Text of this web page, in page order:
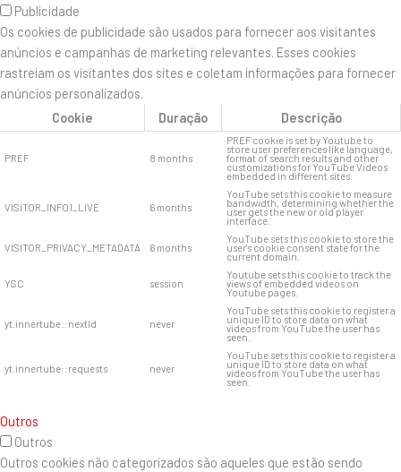
Publicidade
Os cookies de publicidade são usados ​​para fornecer aos visitantes
anúncios e campanhas de marketing relevantes. Esses cookies
rastreiam os visitantes dos sites e coletam informações para fornecer
anúncios personalizados.
Cookie
Duração Descrição
PREF 8 months
PREF cookie is set by Youtube to
store user preferences like language,
format of search results and other
customizations for YouTube Videos
embedded in different sites.
VISITOR_INFO1_LIVE 6 months
YouTube sets this cookie to measure
bandwidth, determining whether the
user gets the new or old player
interface.
VISITOR_PRIVACY_METADATA 6 months
YouTube sets this cookie to store the
user's cookie consent state for the
current domain.
YSC session
Youtube sets this cookie to track the
views of embedded videos on
Youtube pages.
yt.innertube::nextId never
YouTube sets this cookie to register a
unique ID to store data on what
videos from YouTube the user has
seen.
yt.innertube::requests never
YouTube sets this cookie to register a
unique ID to store data on what
videos from YouTube the user has
seen.
Outros
Outros
Outros cookies não categorizados são aqueles que estão sendo